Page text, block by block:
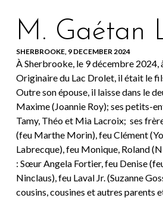
M. Gaétan
SHERBROOKE, 9 DECEMBER 2024
À Sherbrooke, le 9 décembre 2024,
Originaire du Lac Drolet, il était le
Outre son épouse, il laisse dans le
Maxime (Joannie Roy); ses petits-
Tamy, Théo et Mia Lacroix; ses
(feu Marthe Morin), feu Clément
Labrecque), feu Monique, Roland
: Sœur Angela Fortier, feu Denise
Ninclaus), feu Laval Jr. (Suzanne
cousins, cousines et autres parents